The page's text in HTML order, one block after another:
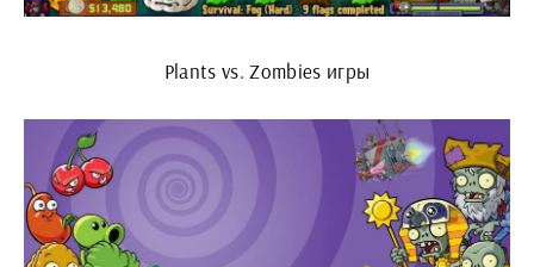
Plants vs. Zombies игры